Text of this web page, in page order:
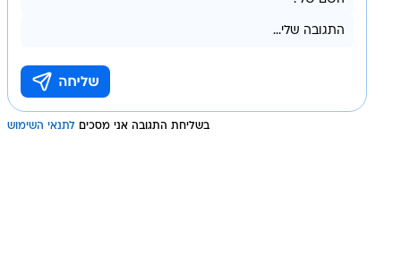
בשליחת התגובה אני מסכים לתנאי השימוש